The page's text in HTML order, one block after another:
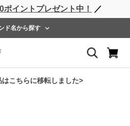
イントプレゼント中！ ／
ド名から探す
こちらに移転しました>
レインウェア フットウェア